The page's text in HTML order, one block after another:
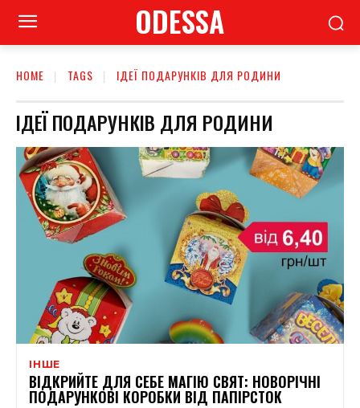
ODESSA
HOME TAGS ІДЕЇ ПОДАРУНКІВ ДЛЯ РОДИНИ
ІДЕЇ ПОДАРУНКІВ ДЛЯ РОДИНИ
ІНШЕ
ВІДКРИЙТЕ ДЛЯ СЕБЕ МАГІЮ СВЯТ: НОВОРІЧНІ
ПОДАРУНКОВІ КОРОБКИ ВІД ПАПІРСТОК